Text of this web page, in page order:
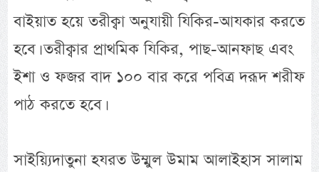
বাইয়াত হয়ে তরীক্বা অনুযায়ী যিকির-আযকার করতে
হবে। তরীক্বার প্রাথমিক যিকির, পাছ-আনফাছ এবং
ইশা ও ফজর বাদ ১০০ বার করে পবিত্র দরূদ শরীফ
পাঠ করতে হবে।
সাইয়্যিদাতুনা হযরত উম্মুল উমাম আলাইহাস সালাম